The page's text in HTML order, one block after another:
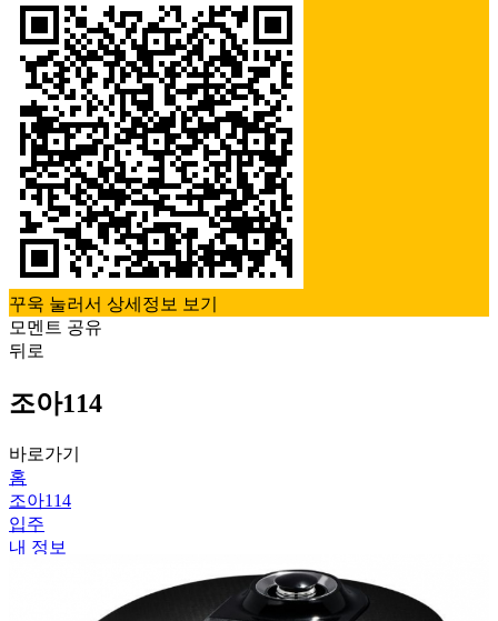
꾸욱 눌러서 상세정보 보기
모멘트 공유
뒤로
조아114
바로가기
홈
조아114
입주
내 정보